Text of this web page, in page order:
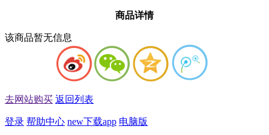
商品详情
该商品暂无信息
去网站购买 返回列表
登录 帮助中心 new下载app 电脑版